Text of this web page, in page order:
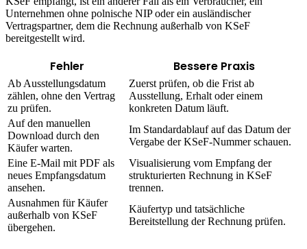
Unternehmen ohne polnische NIP oder ein ausländischer
Vertragspartner, dem die Rechnung außerhalb von KSeF
bereitgestellt wird.
Fehler Bessere Praxis
Ab Ausstellungsdatum
zählen, ohne den Vertrag
zu prüfen.
Zuerst prüfen, ob die Frist ab
Ausstellung, Erhalt oder einem
konkreten Datum läuft.
Auf den manuellen
Download durch den
Käufer warten.
Im Standardablauf auf das Datum der
Vergabe der KSeF-Nummer schauen.
Eine E-Mail mit PDF als
neues Empfangsdatum
ansehen.
Visualisierung vom Empfang der
strukturierten Rechnung in KSeF
trennen.
Ausnahmen für Käufer
außerhalb von KSeF
übergehen.
Käufertyp und tatsächliche
Bereitstellung der Rechnung prüfen.